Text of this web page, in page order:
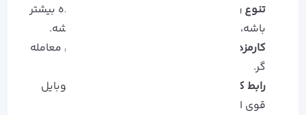
تنوع رمزارز:
هرچه تعداد ارزهای پشتیبانی‌ شده بیشتر
باشه، فرصت‌ های سرمایه‌ گذاری متنوع‌ تر میشه.
کارمزد:
کارمزد پایین‌ تر یعنی سود بیشتر برای معامله‌
گر.
رابط کاربری:
تجربه کاربری روان و اپلیکیشن موبایل
قوی اهمیت زیادی داره.